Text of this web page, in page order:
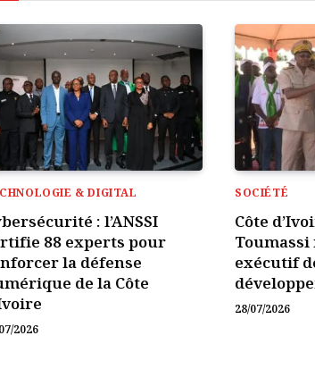
& DIGITAL
: l’ANSSI
88 experts pour
la défense
de la Côte
2026
SOCIÉTÉ
Côte
exécutif
28/07/2026